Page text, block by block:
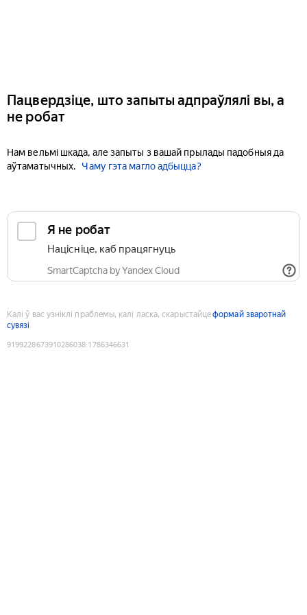
Пацвердзіце, што запыты адпраўлялі вы, а
не робат
Нам вельмі шкада, але запыты з вашай прылады падобныя да
аўтаматычных.
Чаму гэта магло адбыцца?
Я не робат
Націсніце, каб працягнуць
SmartCaptcha by Yandex Cloud
Калі ў вас узніклі праблемы, калі ласка, скарыстайцеформай зваротнай
сувязі
9199228673910286038:1786346631